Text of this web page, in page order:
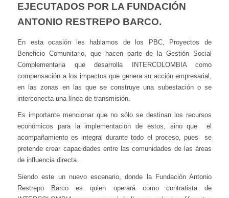
EJECUTADOS POR LA FUNDACIÓN
ANTONIO RESTREPO BARCO.
En esta ocasión les hablamos de los PBC, Proyectos de
Beneficio Comunitario, que hacen parte de la Gestión Social
Complementaria que desarrolla INTERCOLOMBIA como
compensación a los impactos que genera su acción empresarial,
en las zonas en las que se construye una subestación o se
interconecta una línea de transmisión.
Es importante mencionar que no sólo se destinan los recursos
económicos para la implementación de estos, sino que el
acompañamiento es integral durante todo el proceso, pues se
pretende crear capacidades entre las comunidades de las áreas
de influencia directa.
Siendo este un nuevo escenario, donde la Fundación Antonio
Restrepo Barco es quien operará como contratista de